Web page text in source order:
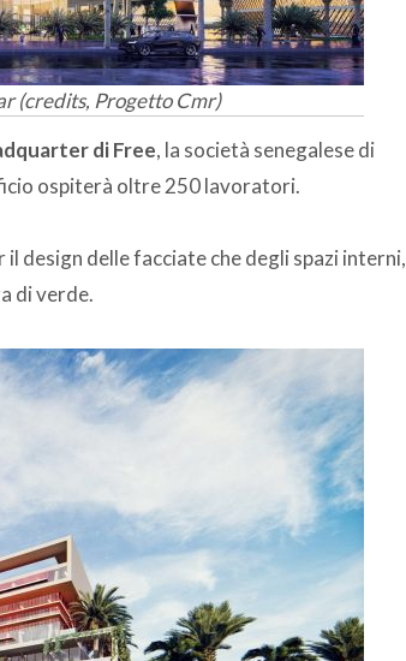
(credits, Progetto Cmr)
di Free, la società senegalese di
ospiterà oltre 250 lavoratori.
il design delle facciate che degli spazi interni,
di verde.